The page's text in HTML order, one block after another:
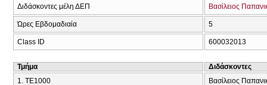
Διδάσκοντες μέλη ΔΕΠ Βασίλειος
Ώρες Εβδομαδιαία 5
Class ID 600032013
Τμήμα
Διδάσκοντες
1. ΤΕ1000
Βασίλειος